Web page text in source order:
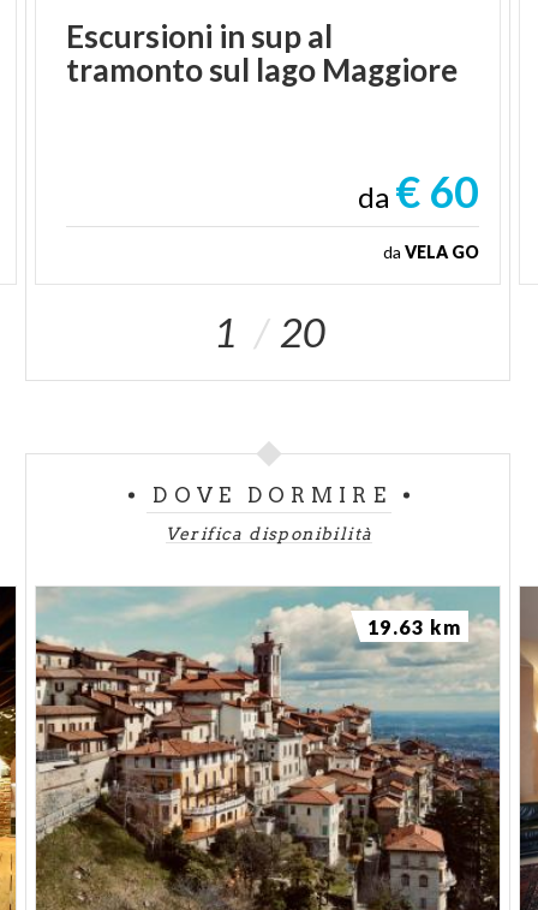
Escursioni in supal
tramontosul lago Maggiore
da € 60
da VELA GO
1 20
DOVE DORMIRE
Verifica disponibilità
19.63 km